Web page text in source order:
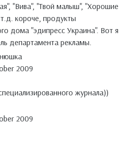
"Вива", "Твой малыш", "Хорошие
короче, продукты
дома "эдипресс Украина". Вот я
департамента рекламы.
2009
журнала))
2009